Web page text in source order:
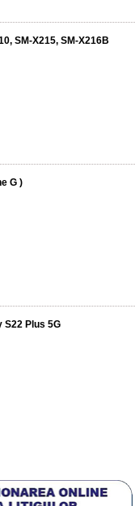
SM-X215, SM-X216B
G )
S22 Plus 5G